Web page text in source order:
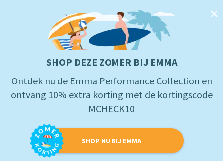
SHOP DEZE ZOMER BIJ EMMA
Ontdek nu de Emma Performance Collection en
ontvang 10% extra korting met de kortingscode
MCHECK10
SHOP NU BIJ EMMA